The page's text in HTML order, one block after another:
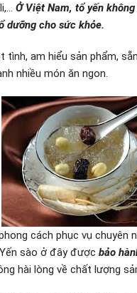
Ở Việt Nam, tổ yến
dưỡng cho sức khỏe.
am hiểu sản phẩm,
nhiều món ăn ngon.
cách phục vụ chuyên
sào ở đây được bảo
hài lòng về chất lượng